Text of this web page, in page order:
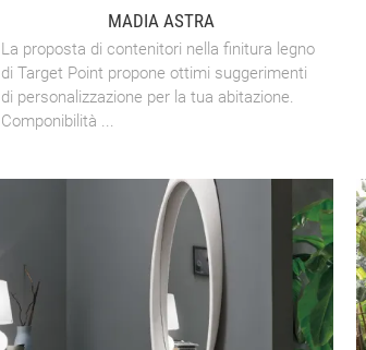
MADIA ASTRA
La proposta di contenitori nella finitura legno
di Target Point propone ottimi suggerimenti
di personalizzazione per la tua abitazione.
Componibilità ...